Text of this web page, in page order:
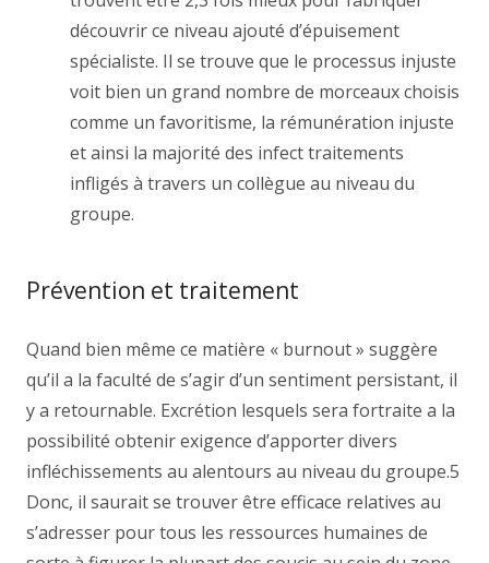
découvrir ce niveau ajouté d’épuisement
spécialiste. Il se trouve que le processus injuste
voit bien un grand nombre de morceaux choisis
comme un favoritisme, la rémunération injuste
et ainsi la majorité des infect traitements
infligés à travers un collègue au niveau du
groupe.
Prévention et traitement
Quand bien même ce matière « burnout » suggère
qu’il a la faculté de s’agir d’un sentiment persistant, il
y a retournable. Excrétion lesquels sera fortraite a la
possibilité obtenir exigence d’apporter divers
infléchissements au alentours au niveau du groupe.5
Donc, il saurait se trouver être efficace relatives au
s’adresser pour tous les ressources humaines de